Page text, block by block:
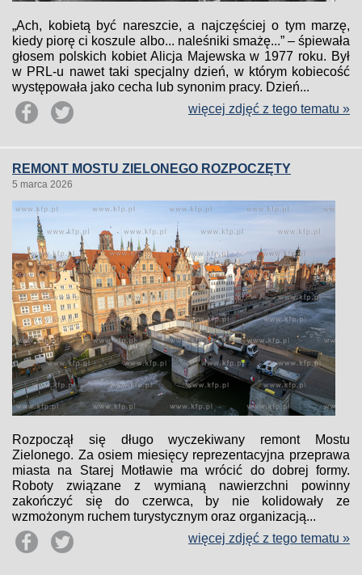
„Ach, kobietą być nareszcie, a najczęściej o tym marzę,
kiedy piorę ci koszule albo... naleśniki smażę...” – śpiewała
głosem polskich kobiet Alicja Majewska w 1977 roku. Był
w PRL-u nawet taki specjalny dzień, w którym kobiecość
występowała jako cecha lub synonim pracy. Dzień...
więcej zdjęć z tego tematu »
REMONT MOSTU ZIELONEGO ROZPOCZĘTY
5 marca 2026
Rozpoczął się długo wyczekiwany remont Mostu
Zielonego. Za osiem miesięcy reprezentacyjna przeprawa
miasta na Starej Motławie ma wrócić do dobrej formy.
Roboty związane z wymianą nawierzchni powinny
zakończyć się do czerwca, by nie kolidowały ze
wzmożonym ruchem turystycznym oraz organizacją...
więcej zdjęć z tego tematu »